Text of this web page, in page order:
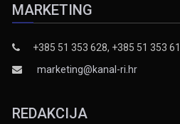
MARKETING
+385 51 353 628, +385 51 353
marketing@kanal-ri.hr
REDAKCIJA